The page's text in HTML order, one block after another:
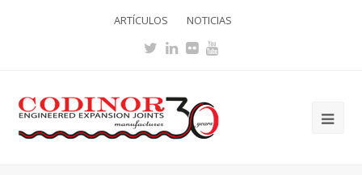
ARTÍCULOS NOTICIAS
Twitter
LinkedIn
FlickrYoutube